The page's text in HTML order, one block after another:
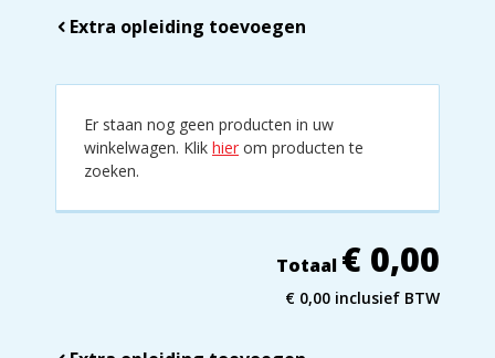
Extra opleiding toevoegen
Er staan nog geen producten in uw
winkelwagen. Klik hier om producten te
zoeken.
Totaal € 0,00
€ 0,00 inclusief BTW